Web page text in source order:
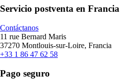
Servicio postventa en Francia
Contáctanos
11 rue Bernard Maris
37270 Montlouis-sur-Loire, Francia
+33 1 86 47 62 58
Pago seguro